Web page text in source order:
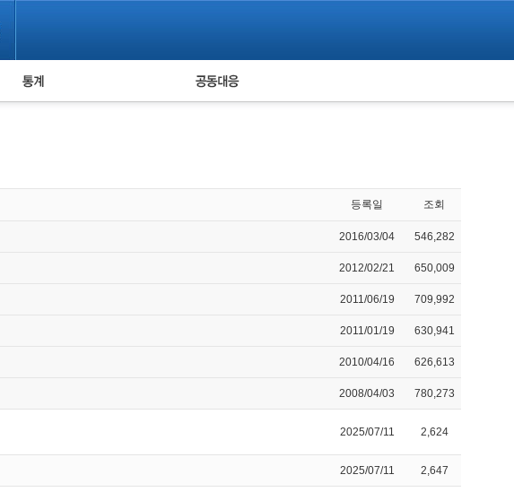
누적 피해사례 통계 피해자 공동대응
등록일 조회
2016/03/04 546,282
2012/02/21 650,009
2011/06/19 709,992
2011/01/19 630,941
2010/04/16 626,613
2008/04/03 780,273
2025/07/11 2,624
2025/07/11 2,647